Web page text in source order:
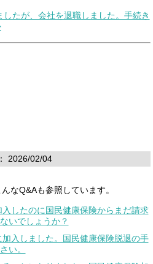
たが、会社を退職しました。手続き
2026/02/04
なQ&Aも参照しています。
したのに国民健康保険からまだ請求
いでしょうか？
入しました。国民健康保険脱退の手
い。